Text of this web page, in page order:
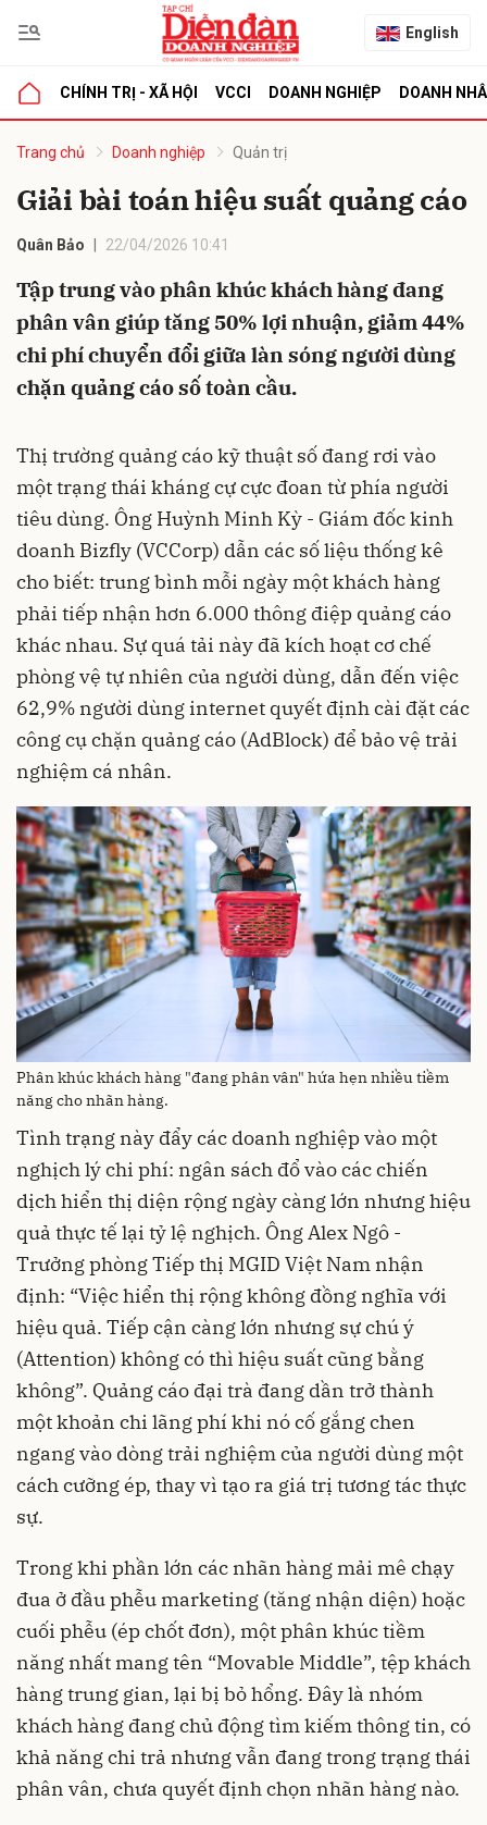
English
CHÍNH TRỊ - XÃ HỘI VCCI DOANH NGHIỆP DOANH
Trang chủ Doanh nghiệp Quản trị
Giải bài toán hiệu suất quảng cáo
Quân Bảo 22/04/2026 10:41
Tập trung vào phân khúc khách hàng đang
phân vân giúp tăng 50% lợi nhuận, giảm 44%
chi phí chuyển đổi giữa làn sóng người dùng
chặn quảng cáo số toàn cầu.
Thị trường quảng cáo kỹ thuật số đang rơi vào
một trạng thái kháng cự cực đoan từ phía người
tiêu dùng. Ông Huỳnh Minh Kỳ - Giám đốc kinh
doanh Bizfly (VCCorp) dẫn các số liệu thống kê
cho biết: trung bình mỗi ngày một khách hàng
phải tiếp nhận hơn 6.000 thông điệp quảng cáo
khác nhau. Sự quá tải này đã kích hoạt cơ chế
phòng vệ tự nhiên của người dùng, dẫn đến việc
62,9% người dùng internet quyết định cài đặt các
công cụ chặn quảng cáo (AdBlock) để bảo vệ trải
nghiệm cá nhân.
Phân khúc khách hàng "đang phân vân" hứa hẹn nhiều tiềm
năng cho nhãn hàng.
Tình trạng này đẩy các doanh nghiệp vào một
nghịch lý chi phí: ngân sách đổ vào các chiến
dịch hiển thị diện rộng ngày càng lớn nhưng hiệu
quả thực tế lại tỷ lệ nghịch. Ông Alex Ngô -
Trưởng phòng Tiếp thị MGID Việt Nam nhận
định: “Việc hiển thị rộng không đồng nghĩa với
hiệu quả. Tiếp cận càng lớn nhưng sự chú ý
(Attention) không có thì hiệu suất cũng bằng
không”. Quảng cáo đại trà đang dần trở thành
một khoản chi lãng phí khi nó cố gắng chen
ngang vào dòng trải nghiệm của người dùng một
cách cưỡng ép, thay vì tạo ra giá trị tương tác thực
sự.
Trong khi phần lớn các nhãn hàng mải mê chạy
đua ở đầu phễu marketing (tăng nhận diện) hoặc
cuối phễu (ép chốt đơn), một phân khúc tiềm
năng nhất mang tên “Movable Middle”, tệp khách
hàng trung gian, lại bị bỏ hổng. Đây là nhóm
khách hàng đang chủ động tìm kiếm thông tin, có
khả năng chi trả nhưng vẫn đang trong trạng thái
phân vân, chưa quyết định chọn nhãn hàng nào.
luận
Hủy